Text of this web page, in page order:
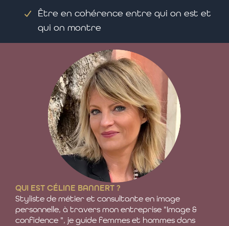
Être en cohérence entre qui on est et
qui on montre
QUI EST CÉLINE BANNERT ?
Styliste de métier et consultante en image
personnelle, à travers mon entreprise "Image &
confidence ", je guide femmes et hommes dans